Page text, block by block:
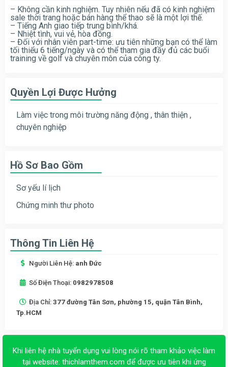
– Không cần kinh nghiệm. Tuy nhiên nếu đã có kinh nghiệm
sale thời trang hoặc bán hàng thể thao sẽ là một lợi thế.
– Tiếng Anh giao tiếp trung bình/khá.
– Nhiệt tình, vui vẻ, hòa đồng.
– Đối với nhân viên part-time: ưu tiên những bạn có thể làm
tối thiểu 6 tiếng/ngày và có thể tham gia đầy đủ các buổi
training về golf và chuyên môn của công ty.
Quyền Lợi Được Hưởng
Làm việc trong môi trường năng động , thân thiện ,
chuyên nghiệp
Hồ Sơ Bao Gồm
Sơ yếu lí lịch
Chứng minh thư photo
Thông Tin Liên Hệ
Người Liên Hệ: anh Đức
Số Điện Thoại: 0982978508
Địa Chỉ: 377 đường Tân Sơn, phường 15, quận Tân Bình,
Tp.HCM
Khi liên hệ nhà tuyển dụng vui lòng nói rõ tham khảo việc làm
tại website: thichlamthem.com để được ưu tiên khi ứng